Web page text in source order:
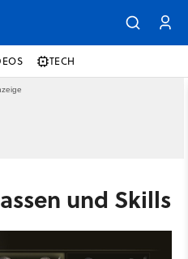
TECH
und Skills